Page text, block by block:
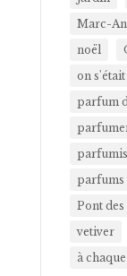
Marc-
noël
on
parfum
parfums
Pont des
vetiver
à